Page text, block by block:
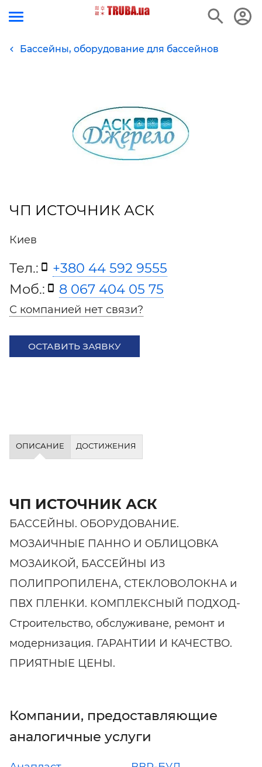
Бассейны, оборудование для бассейнов
ЧП ИСТОЧНИК АСК
Киев
Тел.:
+380 44 592 9555
Моб.:
8 067 404 05 75
С компанией нет связи?
ОСТАВИТЬ ЗАЯВКУ
ОПИСАНИЕ ДОСТИЖЕНИЯ
ЧП ИСТОЧНИК АСК
БАССЕЙНЫ. ОБОРУДОВАНИЕ.
МОЗАИЧНЫЕ ПАННО И ОБЛИЦОВКА
МОЗАИКОЙ, БАССЕЙНЫ ИЗ
ПОЛИПРОПИЛЕНА, СТЕКЛОВОЛОКНА и
ПВХ ПЛЕНКИ. КОМПЛЕКСНЫЙ ПОДХОД-
Строительство, обслуживане, ремонт и
модернизация. ГАРАНТИИ И КАЧЕСТВО.
ПРИЯТНЫЕ ЦЕНЫ.
Компании, предоставляющие
аналогичные услуги